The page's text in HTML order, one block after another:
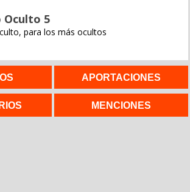
Oculto 5
para los más ocultos
APORTACIONES
MENCIONES